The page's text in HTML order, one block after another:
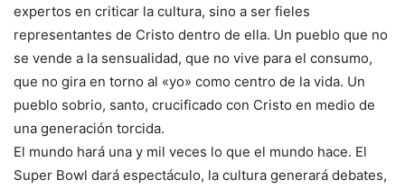
expertos en criticar la cultura, sino a ser fieles
representantes de Cristo dentro de ella. Un pueblo que no
se vende a la sensualidad, que no vive para el consumo,
que no gira en torno al «yo» como centro de la vida. Un
pueblo sobrio, santo, crucificado con Cristo en medio de
una generación torcida.
El mundo hará una y mil veces lo que el mundo hace. El
Super Bowl dará espectáculo, la cultura generará debates,